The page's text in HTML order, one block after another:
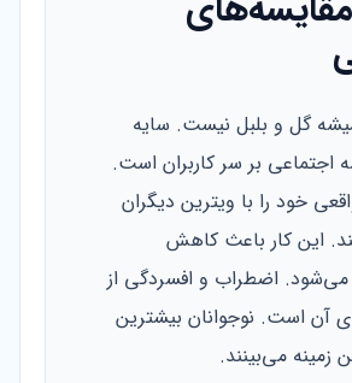
گل و بلبل نیست. سایه
اجتماعی بر سر کاربران است.
خود را با ویترین دیگران
این کار باعث کاهش
می‌شود. اضطراب و افسردگی از
آن است. نوجوانان بیشترین
زمینه می‌بینند.